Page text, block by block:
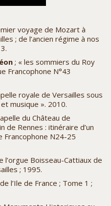
voyage de Mozart à
; de l’ancien régime à nos
; « les sommiers du Roy
Francophone N°43
royale de Versailles sous
musique ». 2010.
du Château de
de Rennes : itinéraire d’un
Francophone N24-25
l’orgue Boisseau-Cattiaux de
; 1995.
l’Ile de France ; Tome 1 ;